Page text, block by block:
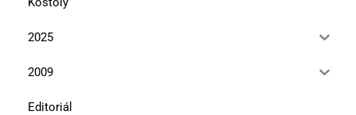
2025
2009
Editoriál